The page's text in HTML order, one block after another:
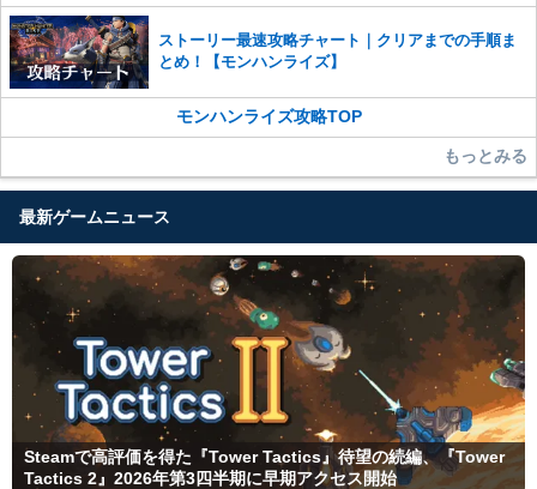
ストーリー最速攻略チャート｜クリアまでの手順ま
とめ！【モンハンライズ】
モンハンライズ攻略TOP
もっとみる
最新ゲームニュース
Steamで高評価を得た『Tower Tactics』待望の続編、『Tower
Tactics 2』2026年第3四半期に早期アクセス開始